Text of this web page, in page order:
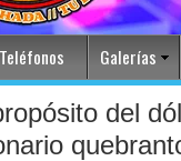
Teléfonos Galerías
del